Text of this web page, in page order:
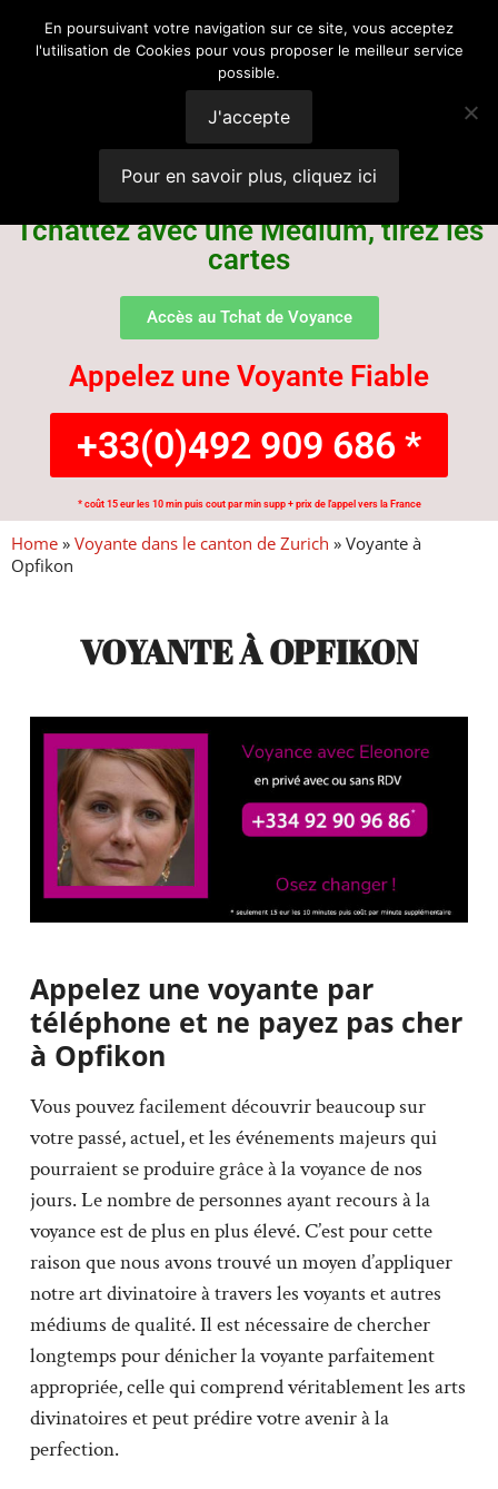
Voyance
Suisse
Tchattez avec une Médium, tirez les
cartes
Accès au Tchat de Voyance
Appelez une Voyante Fiable
+33(0)492 909 686 *
* coût 15 eur les 10 min puis cout par min supp + prix de l'appel vers la France
Home » Voyante dans le canton de Zurich » Voyante à
Opfikon
VOYANTE À OPFIKON
Appelez une voyante par
téléphone et ne payez pas cher
à Opfikon
Vous pouvez facilement découvrir beaucoup sur
votre passé, actuel, et les événements majeurs qui
pourraient se produire grâce à la voyance de nos
jours. Le nombre de personnes ayant recours à la
voyance est de plus en plus élevé. C’est pour cette
raison que nous avons trouvé un moyen d’appliquer
notre art divinatoire à travers les voyants et autres
médiums de qualité. Il est nécessaire de chercher
longtemps pour dénicher la voyante parfaitement
appropriée, celle qui comprend véritablement les arts
divinatoires et peut prédire votre avenir à la
perfection.
En poursuivant votre navigation sur ce site, vous acceptez
l'utilisation de Cookies pour vous proposer le meilleur service
possible.
J'accepte
Pour en savoir plus, cliquez ici